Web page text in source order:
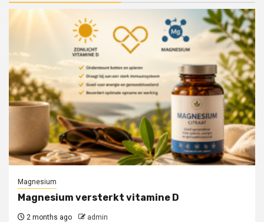
Magnesium
Magnesium versterkt vitamine D
2 months ago admin